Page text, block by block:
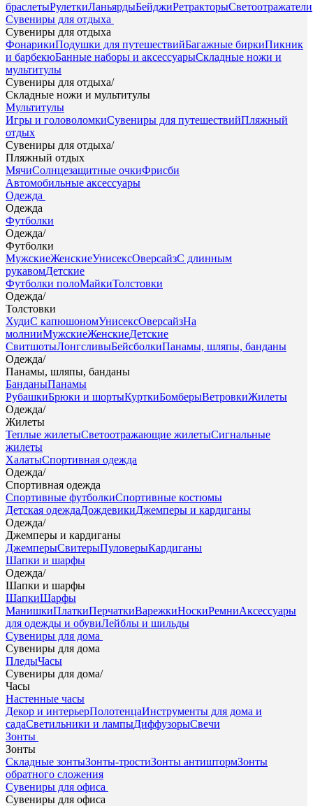
браслетыРулеткиЛаньярдыБейджиРетракторыСветоотражатели
Сувениры для отдыха
Сувениры для отдыха
ФонарикиПодушки для путешествийБагажные биркиПикник
и барбекюБанные наборы и аксессуарыСкладные ножи и
мультитулы
Сувениры для отдыха/
Складные ножи и мультитулы
Мультитулы
Игры и головоломкиСувениры для путешествийПляжный
отдых
Сувениры для отдыха/
Пляжный отдых
МячиСолнцезащитные очкиФрисби
Автомобильные аксессуары
Одежда
Одежда
Футболки
Одежда/
Футболки
МужскиеЖенскиеУнисексОверсайзС длинным
рукавомДетские
Футболки полоМайкиТолстовки
Одежда/
Толстовки
ХудиС капюшономУнисексОверсайзНа
молнииМужскиеЖенскиеДетские
СвитшотыЛонгсливыБейсболкиПанамы, шляпы, банданы
Одежда/
Панамы, шляпы, банданы
БанданыПанамы
РубашкиБрюки и шортыКурткиБомберыВетровкиЖилеты
Одежда/
Жилеты
Теплые жилетыСветоотражающие жилетыСигнальные
жилеты
ХалатыСпортивная одежда
Одежда/
Спортивная одежда
Спортивные футболкиСпортивные костюмы
Детская одеждаДождевикиДжемперы и кардиганы
Одежда/
Джемперы и кардиганы
ДжемперыСвитерыПуловерыКардиганы
Шапки и шарфы
Одежда/
Шапки и шарфы
ШапкиШарфы
МанишкиПлаткиПерчаткиВарежкиНоскиРемниАксессуары
для одежды и обувиЛейблы и шильды
Сувениры для дома
Сувениры для дома
ПледыЧасы
Сувениры для дома/
Часы
Настенные часы
Декор и интерьерПолотенцаИнструменты для дома и
садаСветильники и лампыДиффузорыСвечи
Зонты
Зонты
Складные зонтыЗонты-тростиЗонты антиштормЗонты
обратного сложения
Сувениры для офиса
Сувениры для офиса